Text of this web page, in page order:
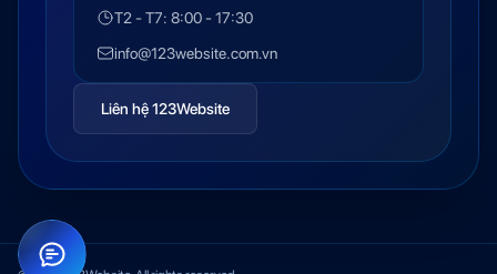
T2 - T7: 8:00 - 17:30
info@123website.com.vn
Liên hệ 123Website